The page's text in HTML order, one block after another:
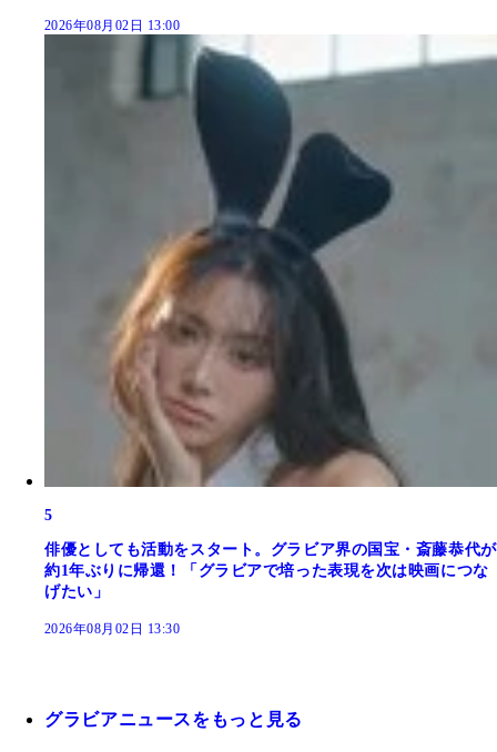
2026年08月02日 13:00
5
俳優としても活動をスタート。グラビア界の国宝・斎藤恭代が
約1年ぶりに帰還！「グラビアで培った表現を次は映画につな
げたい」
2026年08月02日 13:30
グラビアニュースをもっと見る